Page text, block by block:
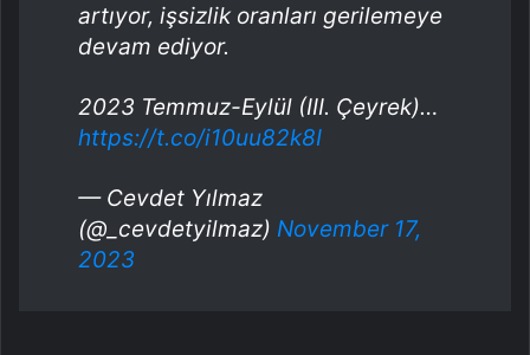
artıyor, işsizlik oranları gerilemeye
devam ediyor.
2023 Temmuz-Eylül (III. Çeyrek)…
https://t.co/i10uu82k8I
— Cevdet Yılmaz
(@_cevdetyilmaz) November 17,
2023